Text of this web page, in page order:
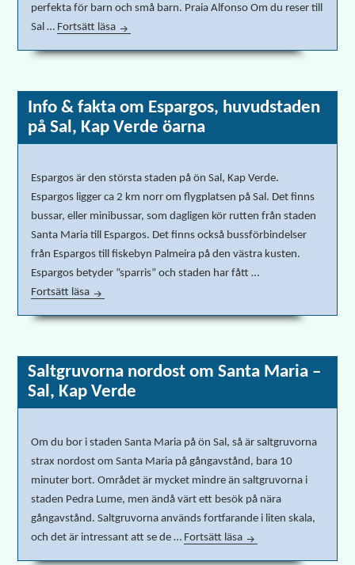
perfekta för barn och små barn. Praia Alfonso Om du reser till
Sal … Fortsätt läsa Kap Verde strand utan vågor för barn och små
Info & fakta om Espargos, huvudstaden
på Sal, Kap Verde öarna
Espargos är den största staden på ön Sal, Kap Verde.
Espargos ligger ca 2 km norr om flygplatsen på Sal. Det finns
bussar, eller minibussar, som dagligen kör rutten från staden
Santa Maria till Espargos. Det finns också bussförbindelser
från Espargos till fiskebyn Palmeira på den västra kusten.
Espargos betyder ”sparris” och staden har fått …
Fortsätt läsa Info & fakta om Espargos, huvudstaden på Sal, Kap
Saltgruvorna nordost om Santa Maria –
Sal, Kap Verde
Om du bor i staden Santa Maria på ön Sal, så är saltgruvorna
strax nordost om Santa Maria på gångavstånd, bara 10
minuter bort. Området är mycket mindre än saltgruvorna i
staden Pedra Lume, men ändå värt ett besök på nära
gångavstånd. Saltgruvorna används fortfarande i liten skala,
och det är intressant att se de … Fortsätt läsa Saltgruvorna nordost